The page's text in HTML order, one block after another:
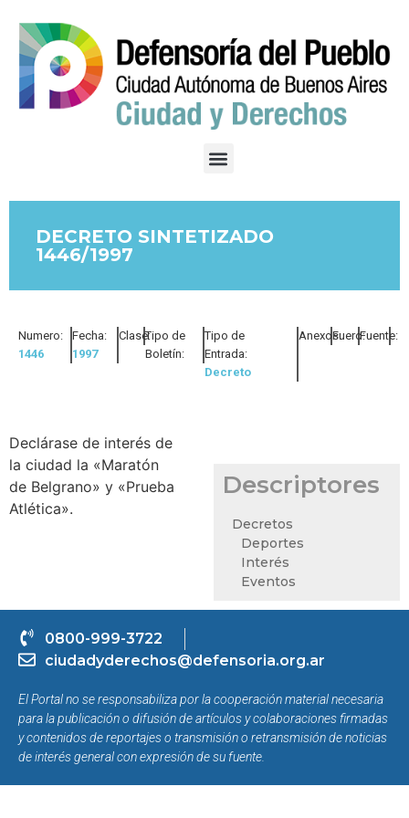
DECRETO SINTETIZADO
1446/1997
Numero:
1446
Fecha:
1997
Clase:Tipo de
Boletín:
Tipo de
Entrada:
Decreto
Anexos:Fuero:Fuente:
Declárase de interés de
la ciudad la «Maratón
de Belgrano» y «Prueba
Atlética».
Descriptores
Decretos
Deportes
Interés
Eventos
0800-999-3722
ciudadyderechos@defensoria.org.ar
El Portal no se responsabiliza por la cooperación material necesaria
para la publicación o difusión de artículos y colaboraciones firmadas
y contenidos de reportajes o transmisión o retransmisión de noticias
de interés general con expresión de su fuente.